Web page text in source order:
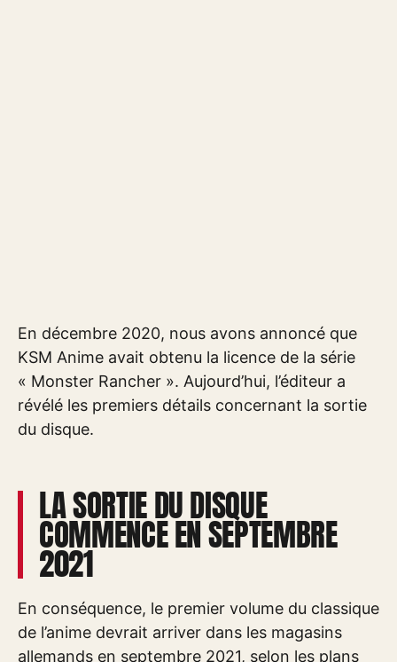
En décembre 2020, nous avons annoncé que
KSM Anime avait obtenu la licence de la série
« Monster Rancher ». Aujourd’hui, l’éditeur a
révélé les premiers détails concernant la sortie
du disque.
LA SORTIE DU DISQUE
COMMENCE EN SEPTEMBRE
2021
En conséquence, le premier volume du classique
de l’anime devrait arriver dans les magasins
allemands en septembre 2021, selon les plans